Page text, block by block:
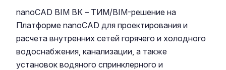
nanoCAD BIM ВК – ТИМ/BIM-решение на
Платформе nanoCAD для проектирования и
расчета внутренних сетей горячего и холодного
водоснабжения, канализации, а также
установок водяного спринклерного и